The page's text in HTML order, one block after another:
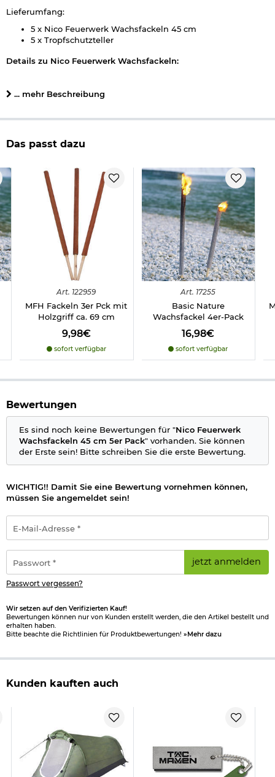
Lieferumfang:
5 x Nico Feuerwerk Wachsfackeln 45 cm
5 x Tropfschutzteller
Details zu Nico Feuerwerk Wachsfackeln:
Durchmesser ca. 3 cm
Gewicht pro Fackel ca. 150 g
Brenndauer bei Windstille ca. 60 Minuten je Fackel
und Lufttemperatur!
Herstellerinformationen
... mehr Beschreibung
Das passt dazu
Art. 122959
MFH Fackeln 3er Pck mit
Holzgriff ca. 69 cm
9,98€
sofort verfügbar
Art. 17255
Basic Nature
Wachsfackel 4er-Pack
16,98€
sofort verfügbar
Bewertungen
Es sind noch keine Bewertungen für "Nico Feuerwerk
Wachsfackeln 45 cm 5er Pack" vorhanden. Sie können
der Erste sein! Bitte schreiben Sie die erste Bewertung.
WICHTIG!! Damit Sie eine Bewertung vornehmen können,
müssen Sie angemeldet sein!
Mail-
Adresse
*
jetzt anmelden
Passwort vergessen?
Wir setzen auf den Verifizierten Kauf!
Bewertungen können nur von Kunden erstellt werden, die den Artikel bestellt und
erhalten haben.
Bitte beachte die Richtlinien für Produktbewertungen! »Mehr dazu
Kunden kauften auch